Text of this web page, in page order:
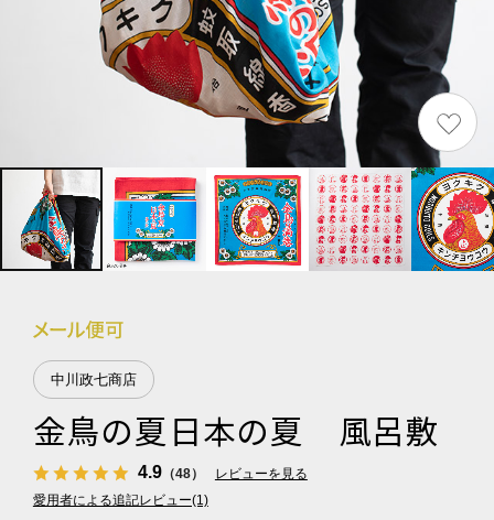
中川政七商店
金鳥の夏日本の夏 風呂敷
4.9（48）
レビューを見る
愛用者による追記レビュー(1)